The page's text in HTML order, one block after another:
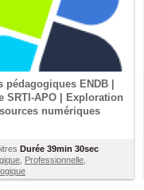
pédagogiques ENDB |
SRTI-APO | Exploration
numériques
Durée 39min 30sec
Professionnelle